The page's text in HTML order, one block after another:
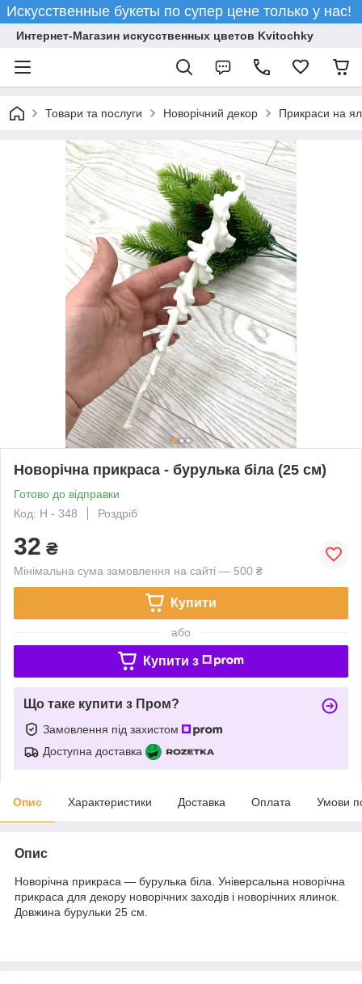
Искусственные букеты по супер цене только у нас!
Интернет-Магазин искусственных цветов Kvitochky
Товари та послуги Новорічний декор Прикраси на
Новорічна прикраса - бурулька біла (25 см)
Готово до відправки
Код: H - 348
Роздріб
32 ₴
Мінімальна сума замовлення на сайті — 500 ₴
Купити
або
Купити з
Що таке купити з Пром?
Замовлення під захистом
Доступна доставка
Опис Характеристики Доставка Оплата Умови
Опис
Новорічна прикраса — бурулька біла. Універсальна новорічна
прикраса для декору новорічних заходів і новорічних ялинок.
Довжина бурульки 25 см.